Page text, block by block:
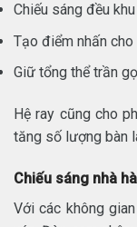
Chiếu sáng đều
Tạo điểm nhấn
Giữ tổng thể trần
Hệ ray cũng cho
tăng số lượng bàn
Chiếu sáng nhà
Với các không